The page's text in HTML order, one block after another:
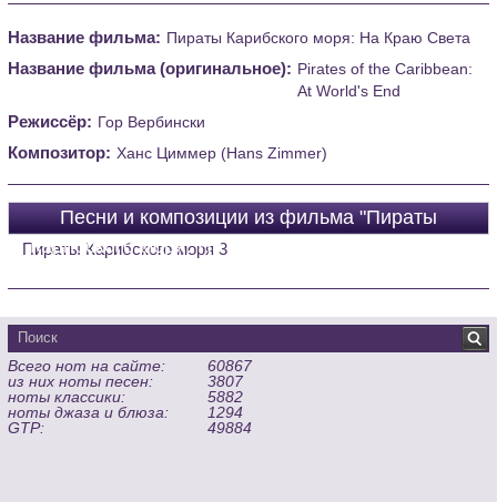
Название фильма: Пираты Карибского моря: На Краю Света
Название фильма (оригинальное): Pirates of the Caribbean:
At World's End
Режиссёр: Гор Вербински
Композитор: Ханс Циммер (Hans Zimmer)
Песни и композиции из фильма "Пираты
Карибского моря: На Краю Света (Pirates of the
Пираты Карибского моря 3
Всего нот на сайте:
60867
из них ноты песен:
3807
ноты классики:
5882
ноты джаза и блюза:
1294
GTP:
49884